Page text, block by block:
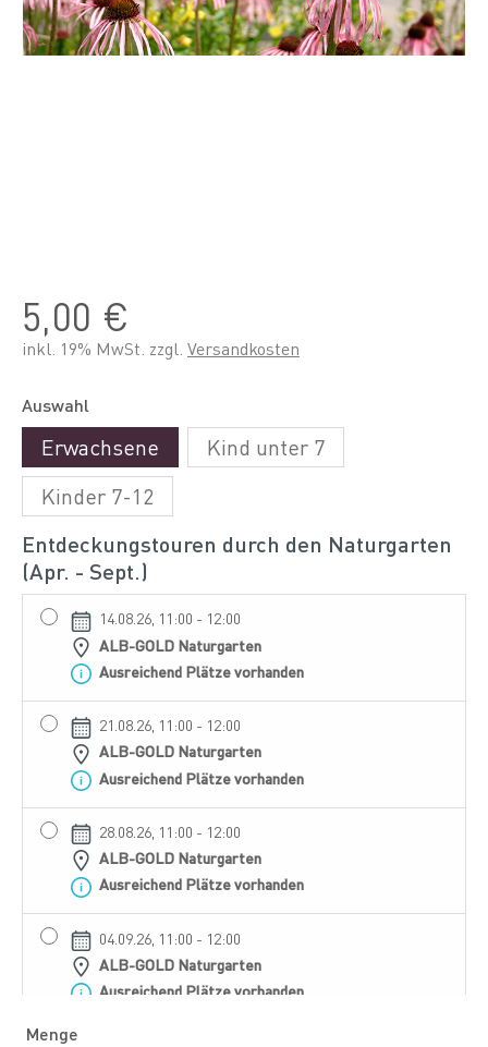
5,00 €
inkl. 19% MwSt. zzgl. Versandkosten
Auswahl
Erwachsene
Kind unter 7
Kinder 7-12
Entdeckungstouren durch den Naturgarten
(Apr. - Sept.)
14.08.26, 11:00 - 12:00
ALB-GOLD Naturgarten
Ausreichend Plätze vorhanden
21.08.26, 11:00 - 12:00
ALB-GOLD Naturgarten
Ausreichend Plätze vorhanden
28.08.26, 11:00 - 12:00
ALB-GOLD Naturgarten
Ausreichend Plätze vorhanden
04.09.26, 11:00 - 12:00
ALB-GOLD Naturgarten
Ausreichend Plätze vorhanden
Menge